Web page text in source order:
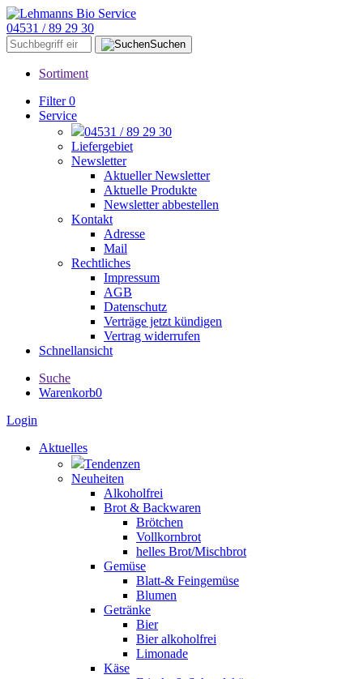
04531 / 89 29 30
Suchen
Sortiment
Filter 0
Service
04531 / 89 29 30
Liefergebiet
Newsletter
Aktueller Newsletter
Aktuelle Produkte
Newsletter abbestellen
Kontakt
Adresse
Mail
Rechtliches
Impressum
AGB
Datenschutz
Verträge jetzt kündigen
Vertrag widerrufen
Schnellansicht
Suche
Warenkorb0
Login
Aktuelles
Tendenzen
Neuheiten
Alkoholfrei
Brot & Backwaren
Brötchen
Vollkornbrot
helles Brot/Mischbrot
Gemüse
Blatt-& Feingemüse
Blumen
Getränke
Bier
Bier alkoholfrei
Limonade
Käse